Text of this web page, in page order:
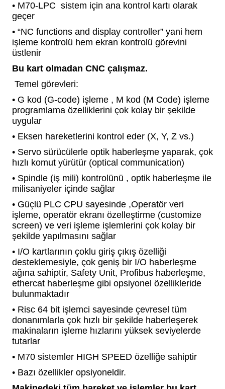
Membranı
• M70-LPC sistem için ana kontrol kartı olarak
geçer
• “NC functions and display controller” yani hem
işleme kontrolü hem ekran kontrolü görevini
üstlenir
Bu kart olmadan CNC çalışmaz.
Temel görevleri:
• G kod (G-code) işleme , M kod (M Code) işleme
programlama özelliklerini çok kolay bir şekilde
uygular
• Eksen hareketlerini kontrol eder (X, Y, Z vs.)
• Servo sürücülerle optik haberleşme yaparak, çok
hızlı komut yürütür (optical communication)
• Spindle (iş mili) kontrolünü , optik haberleşme ile
milisaniyeler içinde sağlar
• Güçlü PLC CPU sayesinde ,Operatör veri
işleme, operatör ekranı özelleştirme (customize
screen) ve veri işleme işlemlerini çok kolay bir
şekilde yapılmasını sağlar
• I/O kartlarının çoklu giriş çıkış özelliği
desteklemesiyle, çok geniş bir I/O haberleşme
ağına sahiptir, Safety Unit, Profibus haberleşme,
ethercat haberleşme gibi opsiyonel özellikleride
bulunmaktadır
• Risc 64 bit işlemci sayesinde çevresel tüm
donanımlarla çok hızlı bir şekilde haberleşerek
makinaların işleme hızlarını yüksek seviyelerde
tutarlar
• M70 sistemler HIGH SPEED özelliğe sahiptir
• Bazı özellikler opsiyoneldir.